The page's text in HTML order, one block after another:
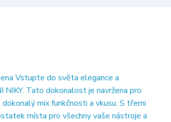
Vstupte do světa elegance a
NIKY. Tato dokonalost je navržena pro
mix funkčnosti a vkusu. S třemi
místa pro všechny vaše nástroje a